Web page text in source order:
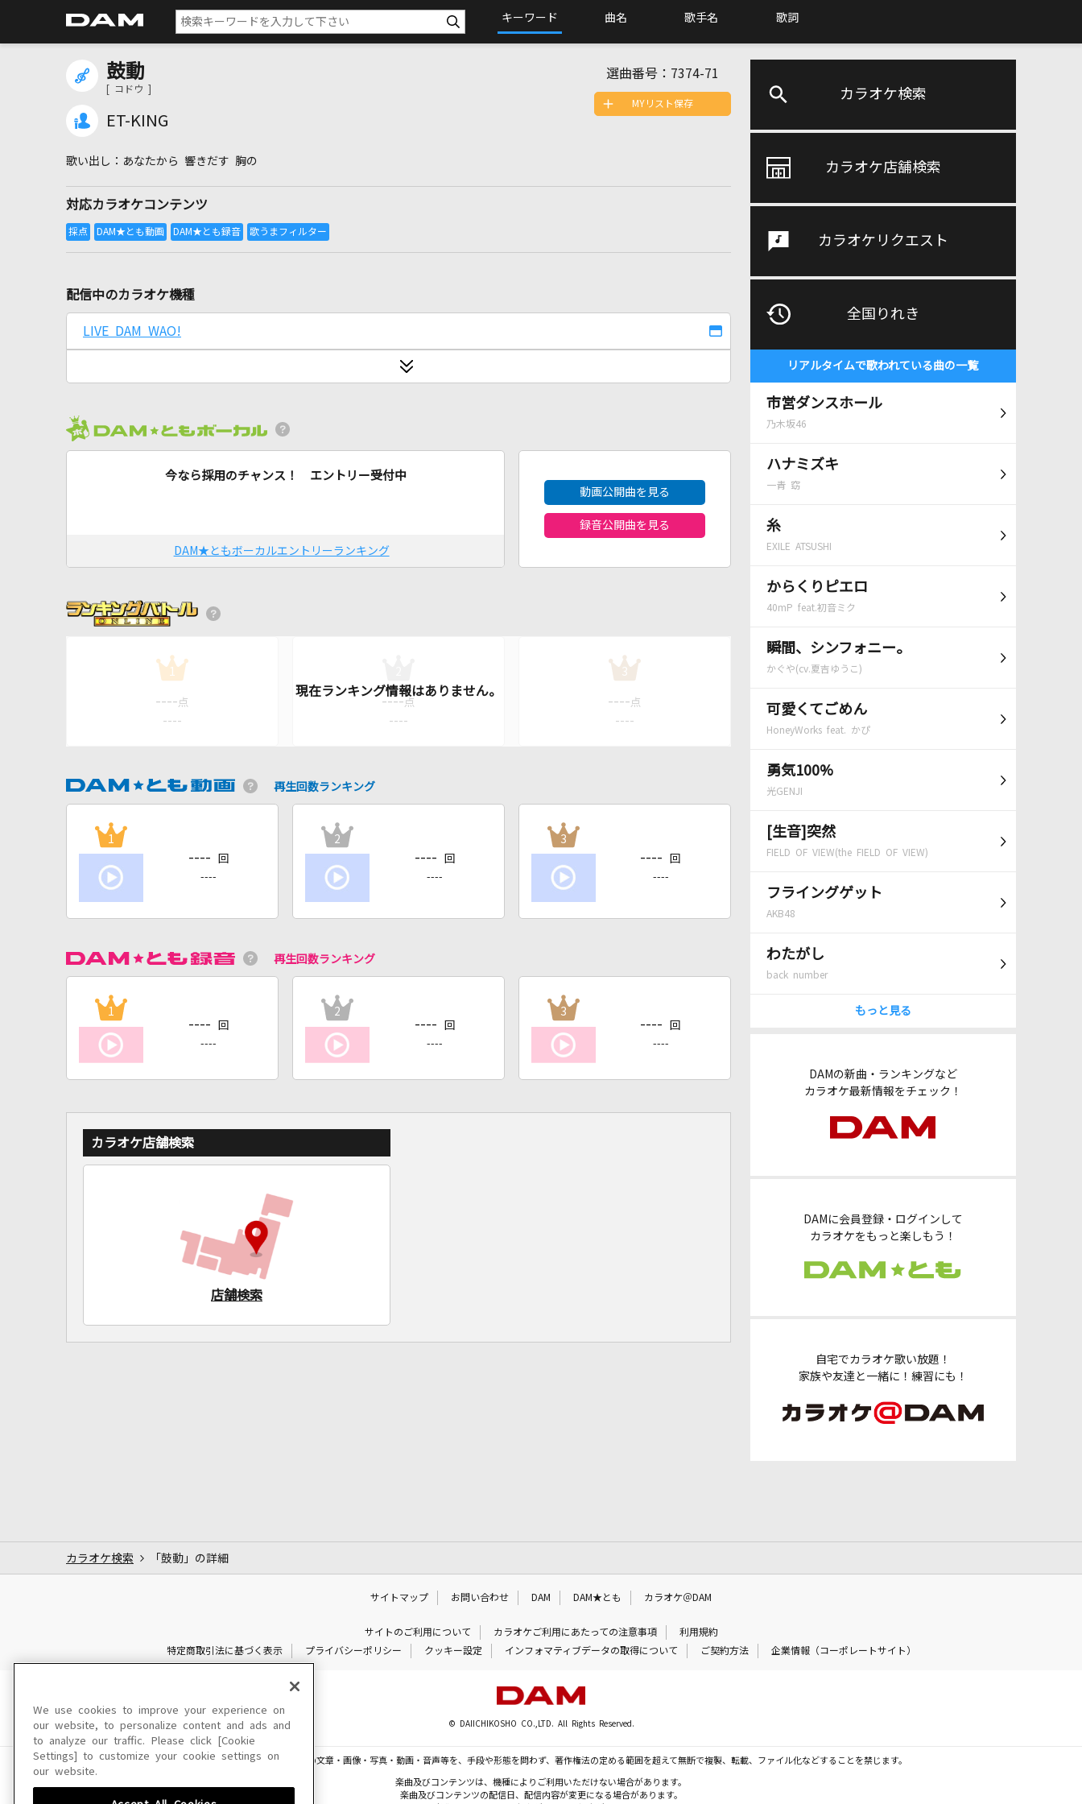
キーワード 曲名 歌手名 歌詞
カラオケ検索
カラオケ店舗検索
カラオケリクエスト
全国りれき
リアルタイムで歌われている曲の一覧
市営ダンスホール
乃木坂46
ハナミズキ
一青 窈
糸
EXILE ATSUSHI
からくりピエロ
40mP feat.初音ミク
瞬間、シンフォニー。
かぐや(cv.夏吉ゆうこ)
可愛くてごめん
HoneyWorks feat. かぴ
勇気100%
光GENJI
[生音]突然
FIELD OF VIEW(the FIELD OF VIEW)
フライングゲット
AKB48
わたがし
back number
もっと見る
DAMの新曲・ランキングなど
カラオケ最新情報をチェック！
DAMに会員登録・ログインして
カラオケをもっと楽しもう！
自宅でカラオケ歌い放題！
家族や友達と一緒に！練習にも！
鼓動
[ コドウ ]
ET-KING
選曲番号： 7374-71
あなたから 響きだす 胸の
対応カラオケコンテンツ
MYリスト保存
配信中のカラオケ機種
LIVE DAM WAO!
今なら採用のチャンス！ エントリー受付中
DAM★ともボーカルエントリーランキング
動画公開曲を見る
録音公開曲を見る
1
---- 点
----
---- 点
----
3
---- 点
----
再生回数ランキング
1
---- 回
----
2
---- 回
----
3
---- 回
----
再生回数ランキング
1
---- 回
----
2
---- 回
----
3
---- 回
----
カラオケ店舗検索
店舗検索
カラオケ検索 「鼓動」の詳細
サイトマップ お問い合わせ DAM DAM★とも カラオケ＠DAM
サイトのご利用について カラオケご利用にあたっての注意事項
利用規約
特定商取引法に基づく表示
プライバシーポリシー クッキー設定 インフォマティブデータの取得について ご契約方法 企業情報（コーポレートサイト）
© DAIICHIKOSHO CO.,LTD. All Rights Reserved.
このサイトに掲載されている一切の文章・画像・写真・動画・音声等を、手段や形態を問わず、著作権法の定める範囲を超えて無断で複製、転載、ファイル化などすることを禁じます。
楽曲及びコンテンツは、機種によりご利用いただけない場合があります。
楽曲及びコンテンツの配信日、配信内容が変更になる場合があります。
We use cookies to improve your experience on
our website, to personalize content and ads and
to analyze our traffic. Please click [Cookie
Settings] to customize your cookie settings on
our website.